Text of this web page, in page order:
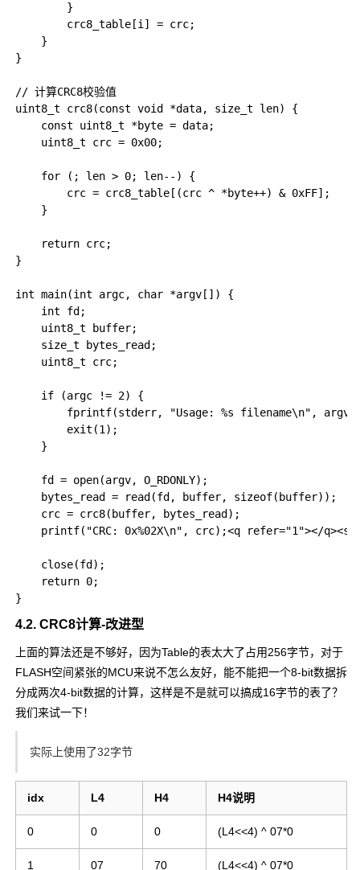
        }
        crc8_table[i] = crc;
    }
}
// 计算CRC8校验值
uint8_t crc8(const void *data, size_t len) {
    const uint8_t *byte = data;
    uint8_t crc = 0x00;
    for (; len > 0; len--) {
        crc = crc8_table[(crc ^ *byte++) & 0xFF];
    }
    return crc;
}
int main(int argc, char *argv[]) {
    int fd;
    uint8_t buffer;
    size_t bytes_read;
    uint8_t crc;
    if (argc != 2) {
fprintf(stderr, "Usage: %s filename\n",
        exit(1);
    }
    fd = open(argv, O_RDONLY);
    bytes_read = read(fd, buffer, sizeof(buffer));
    crc = crc8(buffer, bytes_read);
printf("CRC: 0x%02X\n", crc);<q refer="1"></
    close(fd);
    return 0;
4.2. CRC8计算-改进型
上面的算法还是不够好，因为Table的表太大了占用256字节，对于
FLASH空间紧张的MCU来说不怎么友好，能不能把一个8-bit数据拆
分成两次4-bit数据的计算，这样是不是就可以搞成16字节的表了？
我们来试一下！
实际上使用了32字节
idx L4 H4 H4说明
0 0 0 (L4<<4) ^ 07*0
1 07 70 (L4<<4) ^ 07*0